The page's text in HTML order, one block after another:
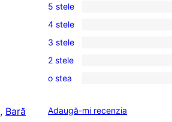
, Bară
1
5
–
recenzie
(stele)
5 stele
0
4
–
recenzii
4 stele
0
3
–
(stele)
3 stele
0
2
recenzii
2 stele
0
–
o stea
Adaugă-mi recenzia